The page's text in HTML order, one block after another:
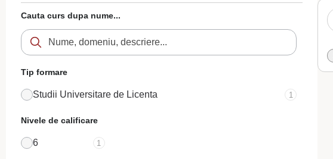
Cauta curs dupa nume...
Tip formare
Studii Universitare de Licenta 1
Nivele de calificare
6 1